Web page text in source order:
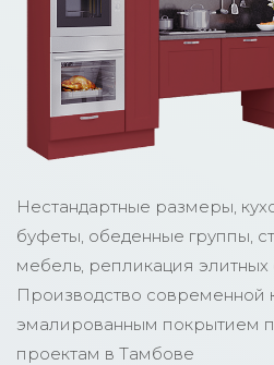
Нестандартные размеры,
буфеты, обеденные группы,
мебель, репликация элитных
Производство современной
эмалированным покрытием
проектам в Тамбове